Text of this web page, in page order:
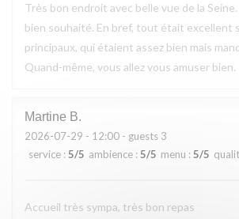
Très bon endroit avec belle vue de la Seine.
bien souhaité. En bref, tout était excellent
principaux, qui étaient assez bien mais
Quand-même, vous allez vous amuser bien.
Martine B
2026-07-29 - 12:00 - guests 3
service : 5/5 ambience : 5/5 menu : 5/5
Accueil très sympa, très bon repas